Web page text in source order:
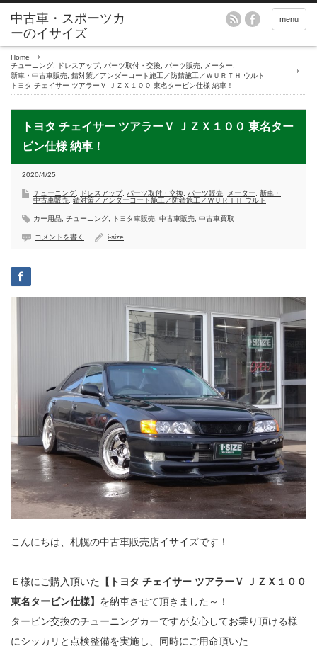
menu
Home
チューニング
ドレスアップ, パーツ取付・交換 パーツ販売 メーター
新車・中古車販売 錆対策／アンダーコート施工／防錆施工／ＷＵＲＴＨ ウルト
トヨタ チェイサー ツアラーＶ ＪＺＸ１００ 東名タービン仕様 納車！
トヨタ チェイサー ツアラーＶ ＪＺＸ１００ 東名ター
ビン仕様 納車！
2020/4/25
チューニング ドレスアップ, パーツ取付・交換 パーツ販売 メーター
新車・
中古車販売 錆対策／アンダーコート施工／防錆施工／ＷＵＲＴＨ ウルト
カー用品 チューニング トヨタ車販売 中古車販売 中古車買取
コメントを書く i-size
こんにちは、札幌の中古車販売店イサイズです！
Ｅ様にご購入頂いた
【トヨタ チェイサー ツアラーＶ ＪＺＸ１００
東名タービン仕様】 を納車させて頂きました～！
タービン交換のチューニングカーですが安心してお乗り頂ける様
にシッカリと点検整備を実施し、同時にご用命頂いた